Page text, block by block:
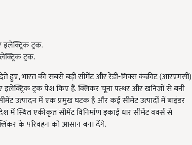
ट्रक.
देते हुए, भारत की सबसे बड़ी सीमेंट और रेडी-मिक्स कंक्रीट (आरएमसी)
ट्रक पेश किए हैं. क्लिंकर चूना पत्थर और खनिजों से बनी
उत्पादन में एक प्रमुख घटक है और कई सीमेंट उत्पादों में बाइंडर
में स्थित एकीकृत सीमेंट विनिर्माण इकाई धार सीमेंट वर्क्स से
के परिवहन को आसान बना देंगे.